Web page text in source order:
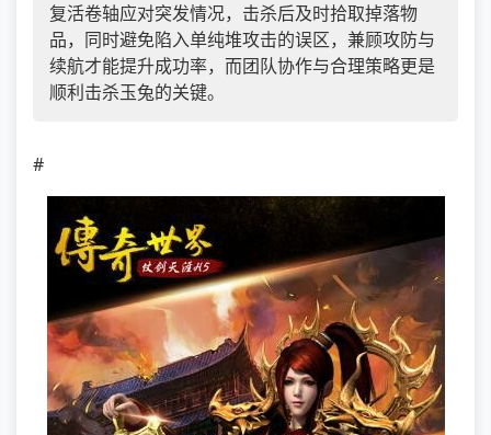
复活卷轴应对突发情况，击杀后及时拾取掉落物
品，同时避免陷入单纯堆攻击的误区，兼顾攻防与
续航才能提升成功率，而团队协作与合理策略更是
顺利击杀玉兔的关键。
#